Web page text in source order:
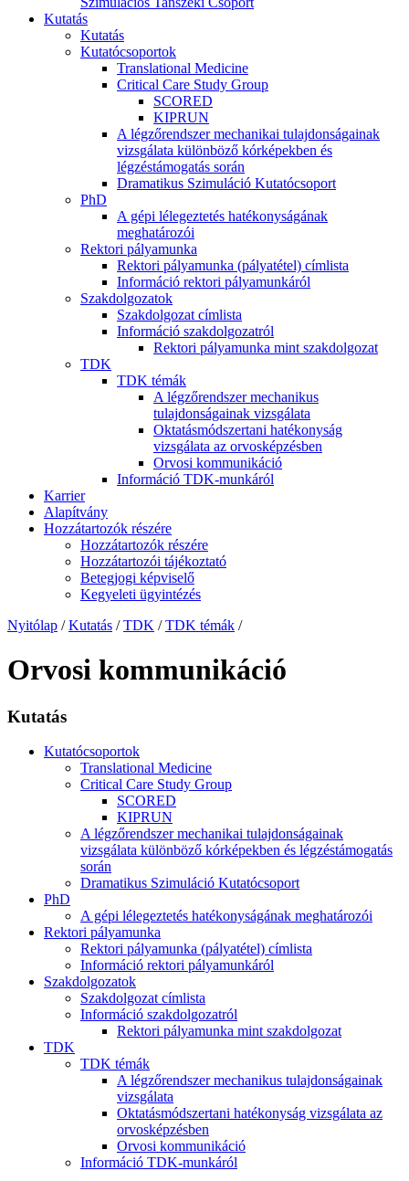
Kutatás
Kutatás
Kutatócsoportok
Translational Medicine
Critical Care Study Group
SCORED
KIPRUN
A légzőrendszer mechanikai tulajdonságainak
vizsgálata különböző kórképekben és
légzéstámogatás során
Dramatikus Szimuláció Kutatócsoport
PhD
A gépi lélegeztetés hatékonyságának
meghatározói
Rektori pályamunka
Rektori pályamunka (pályatétel) címlista
Információ rektori pályamunkáról
Szakdolgozatok
Szakdolgozat címlista
Információ szakdolgozatról
Rektori pályamunka mint szakdolgozat
TDK
TDK témák
A légzőrendszer mechanikus
tulajdonságainak vizsgálata
Oktatásmódszertani hatékonyság
vizsgálata az orvosképzésben
Orvosi kommunikáció
Információ TDK-munkáról
Karrier
Alapítvány
Hozzátartozók részére
Hozzátartozók részére
Hozzátartozói tájékoztató
Betegjogi képviselő
Kegyeleti ügyintézés
Nyitólap / Kutatás / TDK / TDK témák /
Orvosi kommunikáció
Kutatás
Kutatócsoportok
Translational Medicine
Critical Care Study Group
SCORED
KIPRUN
A légzőrendszer mechanikai tulajdonságainak
vizsgálata különböző kórképekben és légzéstámogatás
során
Dramatikus Szimuláció Kutatócsoport
PhD
A gépi lélegeztetés hatékonyságának meghatározói
Rektori pályamunka
Rektori pályamunka (pályatétel) címlista
Információ rektori pályamunkáról
Szakdolgozatok
Szakdolgozat címlista
Információ szakdolgozatról
Rektori pályamunka mint szakdolgozat
TDK
TDK témák
A légzőrendszer mechanikus tulajdonságainak
vizsgálata
Oktatásmódszertani hatékonyság vizsgálata az
orvosképzésben
Orvosi kommunikáció
Információ TDK-munkáról